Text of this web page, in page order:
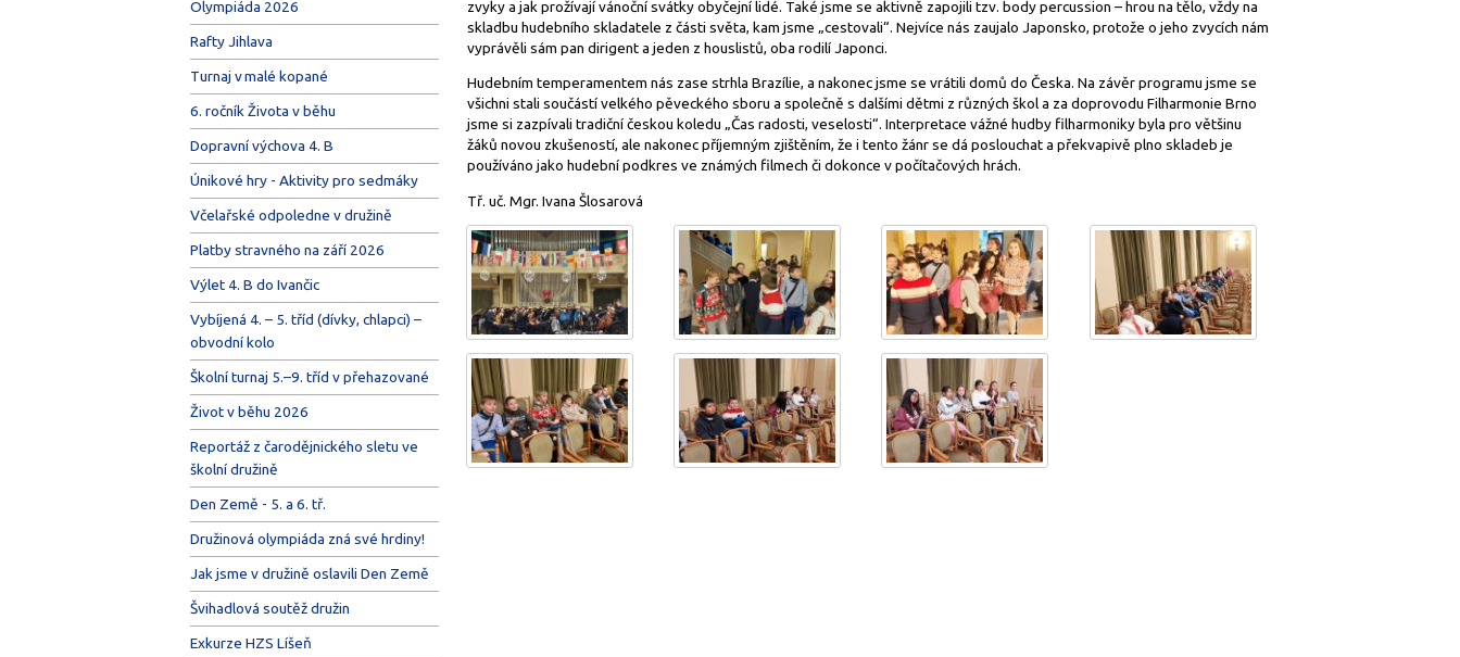
Olympiáda 2026
Rafty Jihlava
Turnaj v malé kopané
6. ročník Života v běhu
Dopravní výchova 4. B
Únikové hry - Aktivity pro sedmáky
Včelařské odpoledne v družině
Platby stravného na září 2026
Výlet 4. B do Ivančic
Vybíjená 4. – 5. tříd (dívky, chlapci) –
obvodní kolo
Školní turnaj 5.–9. tříd v přehazované
Život v běhu 2026
Reportáž z čarodějnického sletu ve
školní družině
Den Země - 5. a 6. tř.
Družinová olympiáda zná své hrdiny!
Jak jsme v družině oslavili Den Země
Švihadlová soutěž družin
Exkurze HZS Líšeň
zvyky a jak prožívají vánoční svátky obyčejní lidé. Také jsme se aktivně zapojili tzv. body percussion – hrou na tělo, vždy na
skladbu hudebního skladatele z části světa, kam jsme „cestovali“. Nejvíce nás zaujalo Japonsko, protože o jeho zvycích nám
vyprávěli sám pan dirigent a jeden z houslistů, oba rodilí Japonci.
Hudebním temperamentem nás zase strhla Brazílie, a nakonec jsme se vrátili domů do Česka. Na závěr programu jsme se
všichni stali součástí velkého pěveckého sboru a společně s dalšími dětmi z různých škol a za doprovodu Filharmonie Brno
jsme si zazpívali tradiční českou koledu „Čas radosti, veselosti“. Interpretace vážné hudby filharmoniky byla pro většinu
žáků novou zkušeností, ale nakonec příjemným zjištěním, že i tento žánr se dá poslouchat a překvapivě plno skladeb je
používáno jako hudební podkres ve známých filmech či dokonce v počítačových hrách.
Tř. uč. Mgr. Ivana Šlosarová